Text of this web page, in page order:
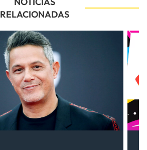
RELACIONADAS